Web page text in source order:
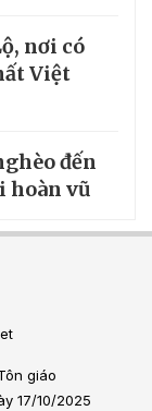
nơi có
Việt
đến
hoàn vũ
giáo
17/10/2025